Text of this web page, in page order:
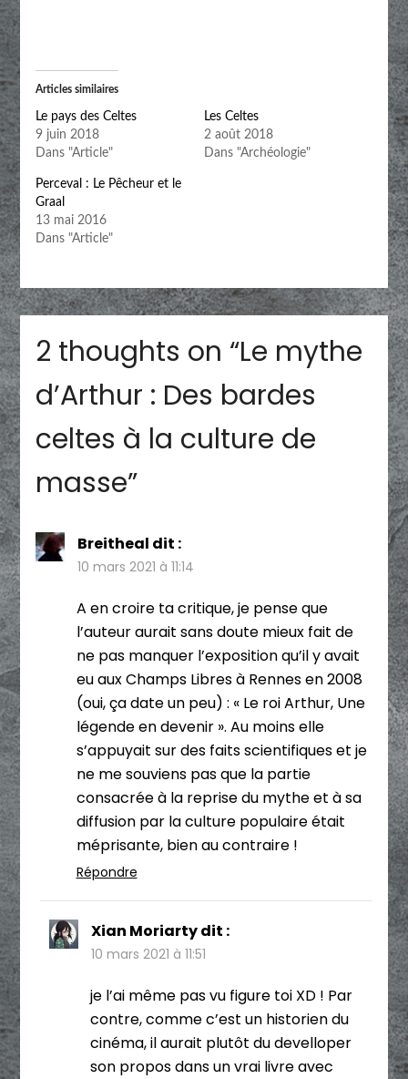
Articles similaires
Le pays des Celtes
9 juin 2018
Dans "Article"
Les Celtes
2 août 2018
Dans "Archéologie"
Perceval : Le Pêcheur et le
Graal
13 mai 2016
Dans "Article"
2 thoughts on “Le mythe
d’Arthur : Des bardes
celtes à la culture de
masse”
Breitheal dit :
10 mars 2021 à 11:14
A en croire ta critique, je pense que
l’auteur aurait sans doute mieux fait de
ne pas manquer l’exposition qu’il y avait
eu aux Champs Libres à Rennes en 2008
(oui, ça date un peu) : « Le roi Arthur, Une
légende en devenir ». Au moins elle
s’appuyait sur des faits scientifiques et je
ne me souviens pas que la partie
consacrée à la reprise du mythe et à sa
diffusion par la culture populaire était
méprisante, bien au contraire !
Répondre
Xian Moriartydit :
10 mars 2021 à 11:51
je l’ai même pas vu figure toi XD ! Par
contre, comme c’est un historien du
cinéma, il aurait plutôt du develloper
son propos dans un vrai livre avec